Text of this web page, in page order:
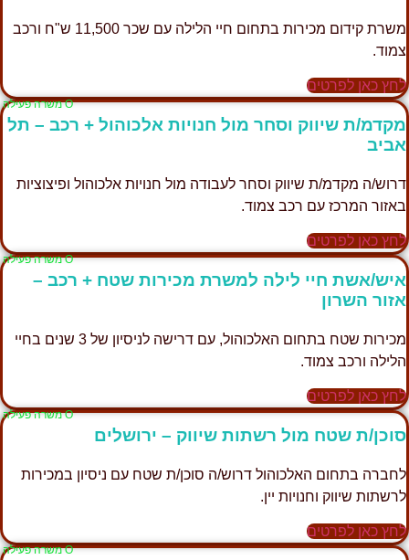
משרת קידום מכירות בתחום חיי הלילה עם שכר 11,500 ש"ח ורכב
צמוד.
לחץ כאן לפרטים
Ο משרה פעילה
מקדמ/ת שיווק וסחר מול חנויות אלכוהול + רכב – תל
אביב
דרוש/ה מקדמ/ת שיווק וסחר לעבודה מול חנויות אלכוהול ופיצוציות
באזור המרכז עם רכב צמוד.
לחץ כאן לפרטים
Ο משרה פעילה
איש/אשת חיי לילה למשרת מכירות שטח + רכב –
אזור השרון
מכירות שטח בתחום האלכוהול, עם דרישה לניסיון של 3 שנים בחיי
הלילה ורכב צמוד.
לחץ כאן לפרטים
Ο משרה פעילה
סוכן/ת שטח מול רשתות שיווק – ירושלים
לחברה בתחום האלכוהול דרוש/ה סוכן/ת שטח עם ניסיון במכירות
לרשתות שיווק וחנויות יין.
לחץ כאן לפרטים
Ο משרה פעילה